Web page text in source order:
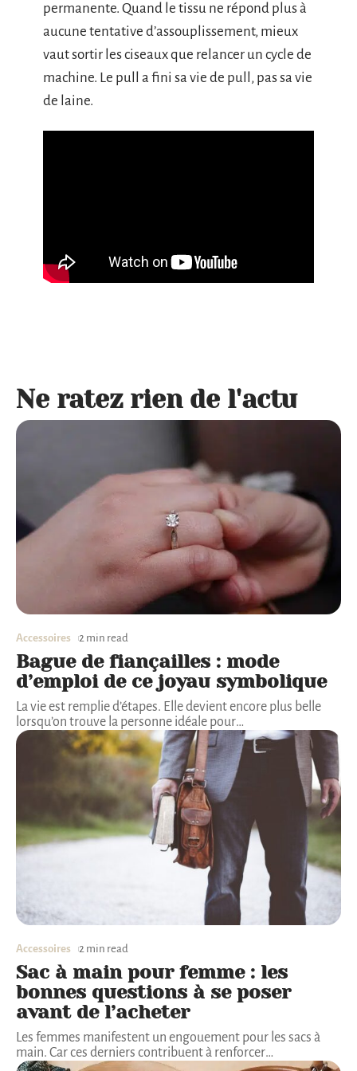
permanente. Quand le tissu ne répond plus à
aucune tentative d’assouplissement, mieux
vaut sortir les ciseaux que relancer un cycle de
machine. Le pull a fini sa vie de pull, pas sa vie
de laine.
Ne ratez rien de l'actu
Accessoires 2 min read
Bague de fiançailles : mode
d’emploi de ce joyau symbolique
La vie est remplie d’étapes. Elle devient encore plus belle
lorsqu’on trouve la personne idéale pour…
Accessoires 2 min read
Sac à main pour femme : les
bonnes questions à se poser
avant de l’acheter
Les femmes manifestent un engouement pour les sacs à
main. Car ces derniers contribuent à renforcer…